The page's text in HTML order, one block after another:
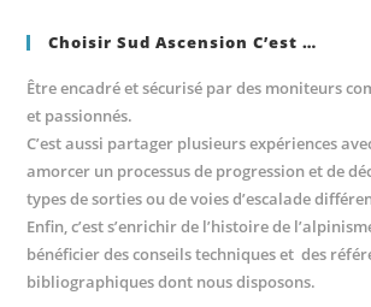
Choisir Sud Ascension C’est …
Être encadré et sécurisé par des moniteurs
et passionnés.
C’est aussi partager plusieurs expériences
amorcer un processus de progression et de
types de sorties ou de voies d’escalade
Enfin, c’est s’enrichir de l’histoire de
bénéficier des conseils techniques et des
bibliographiques dont nous disposons.